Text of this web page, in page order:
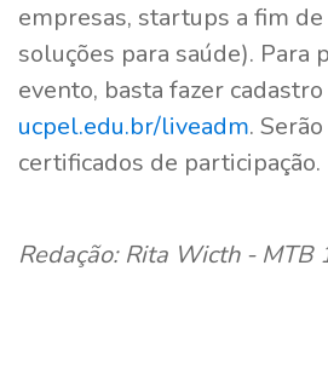
empresas, startups a fim
soluções para saúde). Para
evento, basta fazer
ucpel.edu.br/liveadm.
certificados de participação.
Redação: Rita Wicth - MTB